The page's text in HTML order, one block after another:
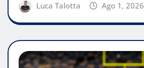
Luca Talotta Ago 1, 2026